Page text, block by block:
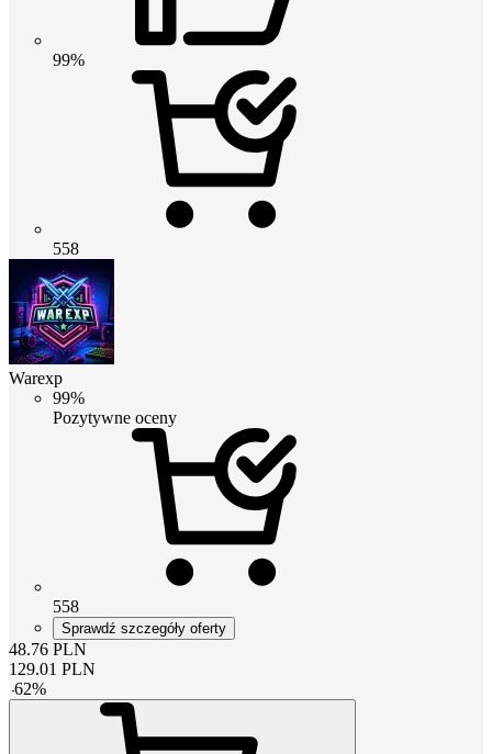
99%
558
Warexp
99%
Pozytywne oceny
558
Sprawdź szczegóły oferty
48.76 PLN
129.01 PLN
-62%